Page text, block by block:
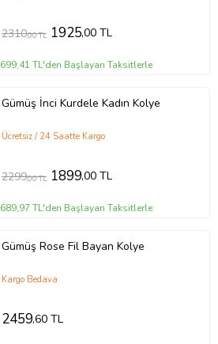
2310,00 TL 1925,00 TL
699,41 TL'den Başlayan Taksitlerle
Gümüş İnci Kurdele Kadın Kolye
Ücretsiz / 24 Saatte Kargo
2299,00 TL 1899,00 TL
689,97 TL'den Başlayan Taksitlerle
Gümüş Rose Fil Bayan Kolye
Kargo Bedava
2459,60 TL